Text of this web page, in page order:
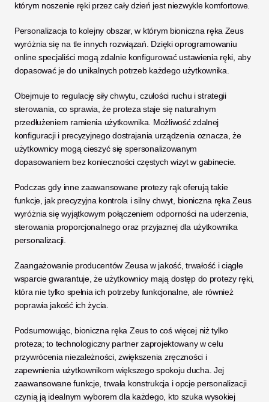
którym noszenie ręki przez cały dzień jest niezwykle komfortowe.
Personalizacja to kolejny obszar, w którym bioniczna ręka Zeus
wyróżnia się na tle innych rozwiązań. Dzięki oprogramowaniu
online specjaliści mogą zdalnie konfigurować ustawienia ręki, aby
dopasować je do unikalnych potrzeb każdego użytkownika.
Obejmuje to regulację siły chwytu, czułości ruchu i strategii
sterowania, co sprawia, że proteza staje się naturalnym
przedłużeniem ramienia użytkownika. Możliwość zdalnej
konfiguracji i precyzyjnego dostrajania urządzenia oznacza, że
użytkownicy mogą cieszyć się spersonalizowanym
dopasowaniem bez konieczności częstych wizyt w gabinecie.
Podczas gdy inne zaawansowane protezy rąk oferują takie
funkcje, jak precyzyjna kontrola i silny chwyt, bioniczna ręka Zeus
wyróżnia się wyjątkowym połączeniem odporności na uderzenia,
sterowania proporcjonalnego oraz przyjaznej dla użytkownika
personalizacji.
Zaangażowanie producentów Zeusa w jakość, trwałość i ciągłe
wsparcie gwarantuje, że użytkownicy mają dostęp do protezy ręki,
która nie tylko spełnia ich potrzeby funkcjonalne, ale również
poprawia jakość ich życia.
Podsumowując, bioniczna ręka Zeus to coś więcej niż tylko
proteza; to technologiczny partner zaprojektowany w celu
przywrócenia niezależności, zwiększenia zręczności i
zapewnienia użytkownikom większego spokoju ducha. Jej
zaawansowane funkcje, trwała konstrukcja i opcje personalizacji
czynią ją idealnym wyborem dla każdego, kto szuka wysokiej